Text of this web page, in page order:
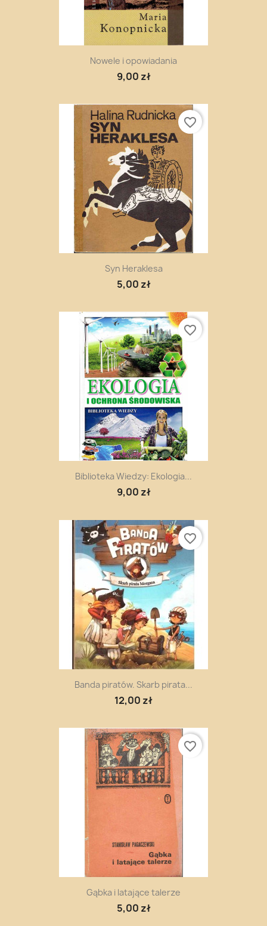
Nowele i opowiadania
9,00 zł
Syn Heraklesa
5,00 zł
favorite_border
Biblioteka Wiedzy: Ekologia...
9,00 zł
favorite_border
Banda piratów. Skarb pirata...
12,00 zł
favorite_border
Gąbka i latające talerze
5,00 zł
favorite_border